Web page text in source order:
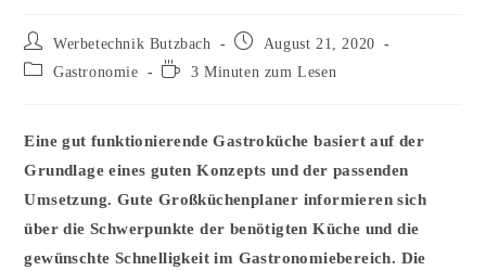
Beitrags-
Autor:
Werbetechnik Butzbach
BeitragAugust 21, 2020
Beitrags-Gastronomie Lesedauer:
3 Minuten zum Lesen
Eine gut funktionierende Gastroküche basiert auf der
Grundlage eines guten Konzepts und der passenden
Umsetzung. Gute Großküchenplaner informieren sich
über die Schwerpunkte der benötigten Küche und die
gewünschte Schnelligkeit im Gastronomiebereich. Die